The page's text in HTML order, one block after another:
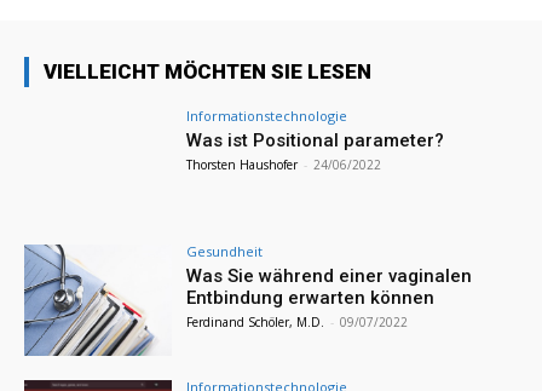
VIELLEICHT MÖCHTEN SIE LESEN
Informationstechnologie
Was ist Positional parameter?
Thorsten Haushofer - 24/06/2022
Gesundheit
Was Sie während einer vaginalen
Entbindung erwarten können
Ferdinand Schöler, M.D. - 09/07/2022
Informationstechnologie